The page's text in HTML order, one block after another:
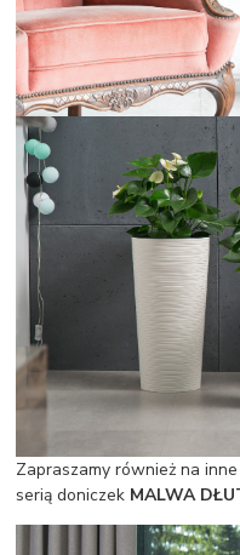
Zapraszamy również na
serią doniczek MALWA